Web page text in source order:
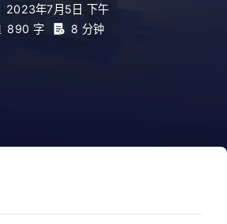
2023年7月5日 下午
890 字
8 分钟